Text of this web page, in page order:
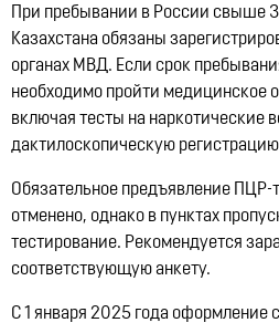
При пребывании в России свыше
Казахстана обязаны
органах МВД. Если срок
необходимо пройти медицинское
включая тесты на наркотические
дактилоскопическую
Обязательное предъявление ПЦР-
отменено, однако в пунктах
тестирование. Рекомендуется
соответствующую анкету.
С 1 января 2025 года оформление